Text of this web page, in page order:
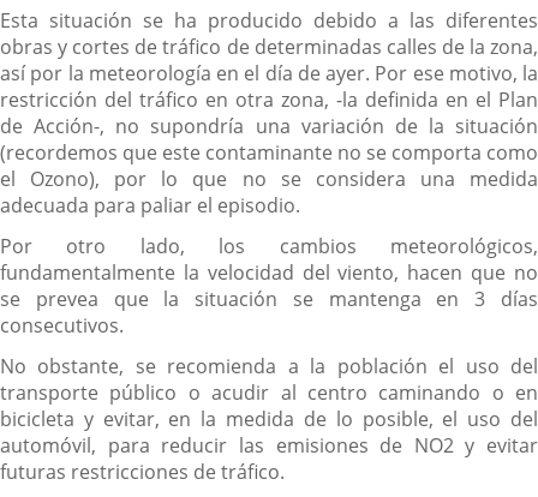
Esta situación se ha producido debido a las diferentes
obras y cortes de tráfico de determinadas calles de la zona,
así por la meteorología en el día de ayer. Por ese motivo, la
restricción del tráfico en otra zona, -la definida en el Plan
de Acción-, no supondría una variación de la situación
(recordemos que este contaminante no se comporta como
el Ozono), por lo que no se considera una medida
adecuada para paliar el episodio.
Por otro lado, los cambios meteorológicos,
fundamentalmente la velocidad del viento, hacen que no
se prevea que la situación se mantenga en 3 días
consecutivos.
No obstante, se recomienda a la población el uso del
transporte público o acudir al centro caminando o en
bicicleta y evitar, en la medida de lo posible, el uso del
automóvil, para reducir las emisiones de NO2 y evitar
futuras restricciones de tráfico.